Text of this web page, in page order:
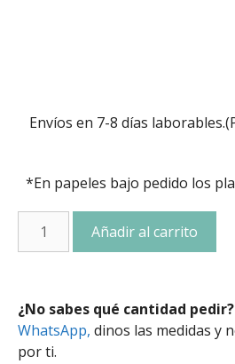
Envíos en 7-8 días
*En papeles bajo pedido los
Añadir al carrito
¿No sabes qué cantidad pedir?
WhatsApp, dinos las medidas y
por ti.